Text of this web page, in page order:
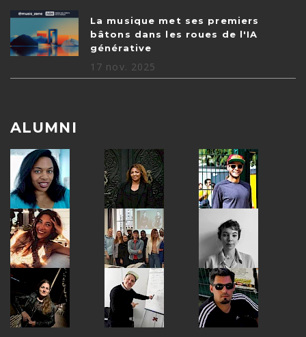
La musique met ses premiers
bâtons dans les roues de l'IA
générative
17 nov. 2025
ALUMNI